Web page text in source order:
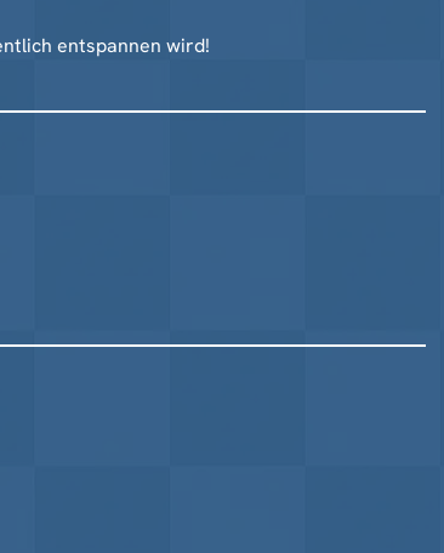
entspannen wird!